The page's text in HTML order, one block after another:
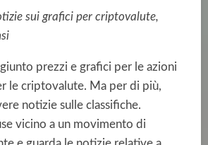
sui grafici per criptovalute,
prezzi e grafici per le azioni
le criptovalute. Ma per di più,
notizie sulle classifiche.
vicino a un movimento di